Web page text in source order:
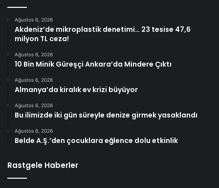
Ağustos 6, 2026
Akdeniz’de mikroplastik denetimi… 23 tesise 47,6
milyon TL ceza!
Ağustos 6, 2026
10 Bin Minik Güreşçi Ankara’da Mindere Çıktı
Ağustos 6, 2026
Almanya’da kiralık ev krizi büyüyor
Ağustos 6, 2026
Bu ilimizde iki gün süreyle denize girmek yasaklandı
Ağustos 6, 2026
Belde A.Ş.’den çocuklara eğlence dolu etkinlik
Rastgele Haberler